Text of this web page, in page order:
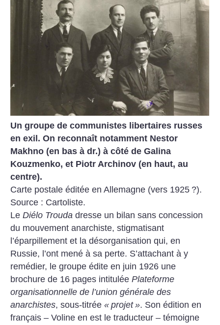
Un groupe de communistes libertaires russes
en exil. On reconnaît notamment Nestor
Makhno (en bas à dr.) à côté de Galina
Kouzmenko, et Piotr Archinov (en haut, au
centre).
Carte postale éditée en Allemagne (vers 1925 ?).
Source : Cartoliste.
LeDiélo Trouda dresse un bilan sans concession
du mouvement anarchiste, stigmatisant
l’éparpillement et la désorganisation qui, en
Russie, l’ont mené à sa perte. S’attachant à y
remédier, le groupe édite en juin 1926 une
brochure de 16 pages intituléePlateforme
organisationnelle de l’union générale des
anarchistes, sous-titrée« projet ». Son édition en
français – Voline en est le traducteur – témoigne